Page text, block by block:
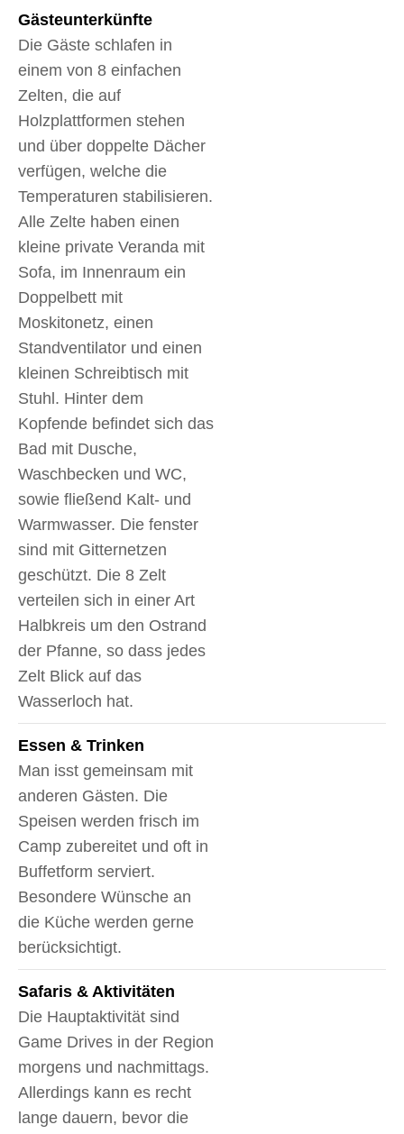
Gäste­unterkünfte
Die Gäste schlafen in
einem von 8 einfachen
Zelten, die auf
Holzplattformen stehen
und über doppelte Dächer
verfügen, welche die
Temperaturen stabilisieren.
Alle Zelte haben einen
kleine private Veranda mit
Sofa, im Innenraum ein
Doppelbett mit
Moskitonetz, einen
Standventilator und einen
kleinen Schreibtisch mit
Stuhl. Hinter dem
Kopfende befindet sich das
Bad mit Dusche,
Waschbecken und WC,
sowie fließend Kalt- und
Warmwasser. Die fenster
sind mit Gitternetzen
geschützt. Die 8 Zelt
verteilen sich in einer Art
Halbkreis um den Ostrand
der Pfanne, so dass jedes
Zelt Blick auf das
Wasserloch hat.
Essen & Trinken
Man isst gemeinsam mit
anderen Gästen. Die
Speisen werden frisch im
Camp zubereitet und oft in
Buffetform serviert.
Besondere Wünsche an
die Küche werden gerne
berücksichtigt.
Safaris & Aktivitäten
Die Hauptaktivität sind
Game Drives in der Region
morgens und nachmittags.
Allerdings kann es recht
lange dauern, bevor die